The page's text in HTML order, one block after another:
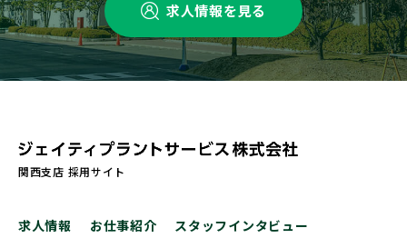
求人情報を見る
関西支店 採用サイト
求人情報 お仕事紹介
スタッフインタビュー